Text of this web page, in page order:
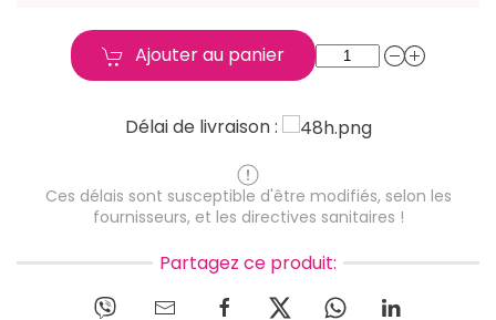
Ajouter au panier
Délai de livraison :
Ces délais sont susceptible d'être modifiés, selon les
fournisseurs, et les directives sanitaires !
Partagez ce produit: